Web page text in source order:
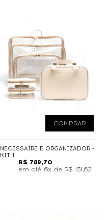
COMPRAR
NECESSAIRE E ORGANIZADOR -
KIT 1
R$ 789,70
6x de R$ 131,62